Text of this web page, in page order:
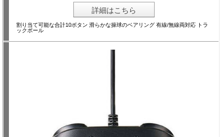
詳細はこちら
割り当て可能な合計10ボタン 滑らかな操球のベアリング 有線/無線両対応 トラ
ックボール